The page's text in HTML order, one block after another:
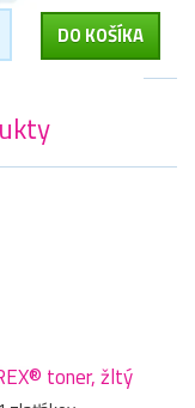
DO KOŠÍKA
toner, žltý